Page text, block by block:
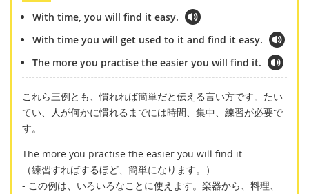
With time, you will find it easy.
With time you will get used to it and find it easy.
The more you practise the easier you will find it.
これら三例とも、慣れれば簡単だと伝える言い方です。たい
てい、人が何かに慣れるまでには時間、集中、練習が必要で
す。
The more you practise the easier you will find it.
（練習すればするほど、簡単になります。）
- この例は、いろいろなことに使えます。楽器から、料理、